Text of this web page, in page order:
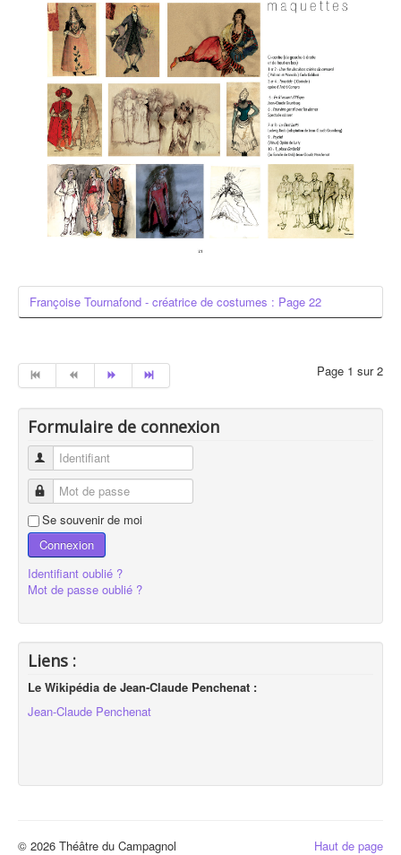
Françoise Tournafond - créatrice de costumes : Page 22
Page 1 sur 2
Formulaire de connexion
Identifiant
Mot de passe
Se souvenir de moi
Connexion
Identifiant oublié ?
Mot de passe oublié ?
Liens :
Le Wikipédia de Jean-Claude Penchenat :
Jean-Claude Penchenat
Haut de page
© 2026 Théâtre du Campagnol